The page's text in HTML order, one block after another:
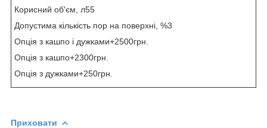
Корисний об'єм, л55
Допустима кількість пор на поверхні, %3
Опція з кашпо і дужками+2500грн.
Опція з кашпо+2300грн.
Опція з дужками+250грн.
Приховати